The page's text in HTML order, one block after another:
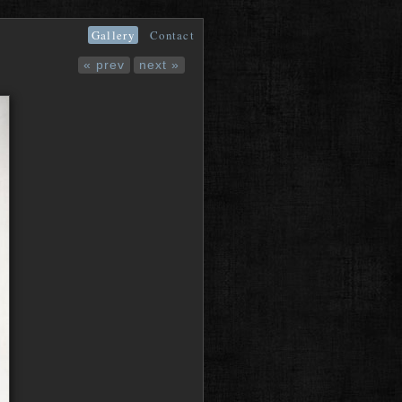
Gallery Contact
« prev next »